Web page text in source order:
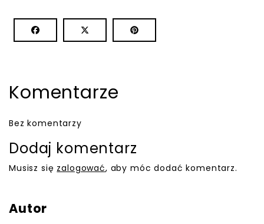
Komentarze
Bez komentarzy
Dodaj komentarz
Musisz się zalogować, aby móc dodać komentarz.
Autor